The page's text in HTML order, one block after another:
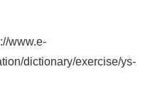
www.e-
dictionary/exercise/ys-